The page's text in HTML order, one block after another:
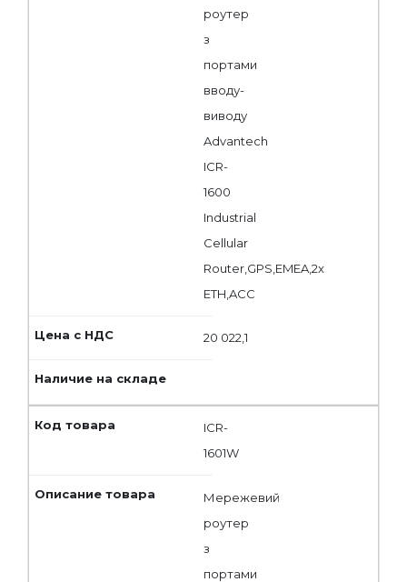
роутер
з
портами
вводу-
виводу
Advantech
ICR-
1600
Industrial
Cellular
Router,GPS,EMEA,2x
ETH,ACC
20 022,1
ICR-
1601W
Мережевий
роутер
з
портами